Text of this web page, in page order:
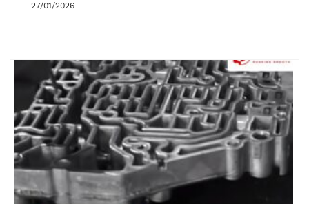
27/01/2026